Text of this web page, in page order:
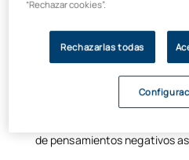
nadar, practicar yoga o el tai-
concentración en el
Esta meditación activa en
de pensamientos negativos
“Rechazar cookies”.
Rechazarlas todas